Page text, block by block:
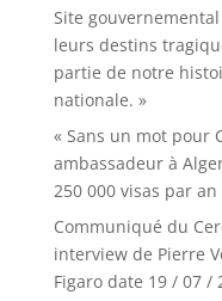
Site
leurs destins
partie de notre
nationale. »
« Sans un mot pour
ambassadeur à
250 000 visas par an
Communiqué du
interview de Pierre
Figaro date 19 / 07 /